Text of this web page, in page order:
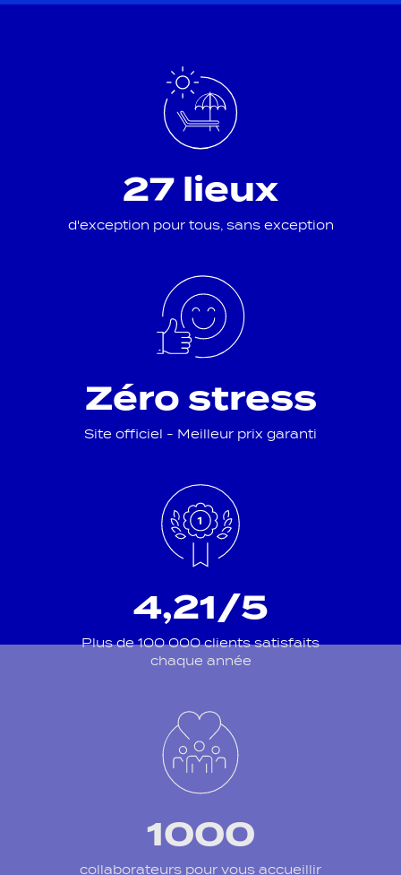
27 lieux
d'exception pour tous, sans exception
Zéro stress
Site officiel - Meilleur prix garanti
4,21/5
Plus de 100 000 clients satisfaits
chaque année
1000
collaborateurs pour vous accueillir